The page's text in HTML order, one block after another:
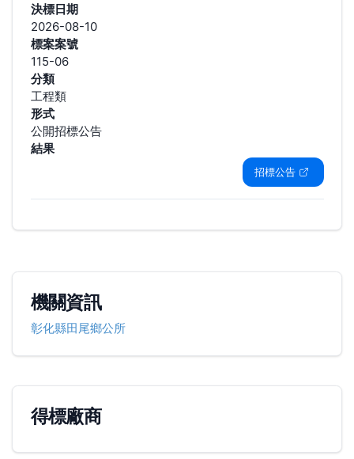
決標日期
2026-08-10
標案案號
115-06
分類
工程類
形式
公開招標公告
結果
招標公告
機關資訊
彰化縣田尾鄉公所
得標廠商